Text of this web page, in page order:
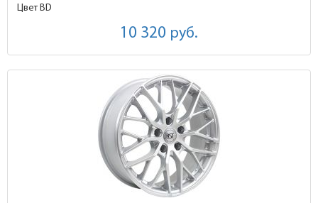
Цвет BD
10 320 руб.